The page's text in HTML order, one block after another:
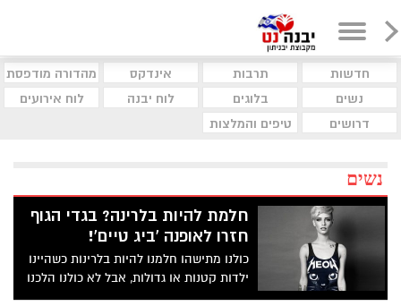
חדשות תרבות אינדקס
מהדורה מודפסת
נשים
בלוגים לוח יבנה
לוח אירועים
דרושים
טיפים והמלצות
נשים
חלמת להיות בלרינה? בגדי הגוף
חזרו לאופנה 'ביג טיים'!
כולנו מתישהו חלמנו להיות בלרינות כשהיינו
ילדות קטנות או גדולות, אבל לא כולנו הלכנו
באמת לשיעורי ריקוד. קיץ 2016 החזיר